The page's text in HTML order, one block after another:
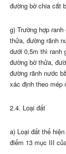
đường bờ chia cắt
g) Trường hợp
thửa, đường rãnh
dưới 0,5m thì ranh
đường bờ thửa,
đường rãnh nước
xác định theo mép
2.4. Loại đất
a) Loại đất thể
điểm 13 mục III